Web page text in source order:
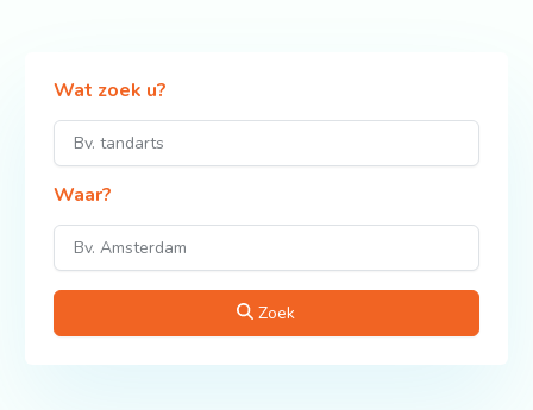
Wat zoek u?
Waar?
Zoek